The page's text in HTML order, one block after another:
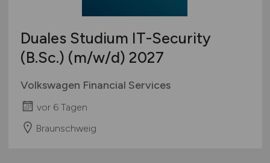
Duales Studium IT-Security
(B.Sc.) (m/w/d) 2027
Volkswagen Financial Services
vor 6 Tagen
Braunschweig